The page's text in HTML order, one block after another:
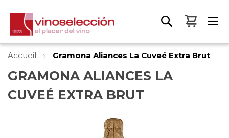
Mon
Accueil Gramona Aliances La Cuveé Extra Brut
GRAMONA ALIANCES LA
CUVEÉ EXTRA BRUT